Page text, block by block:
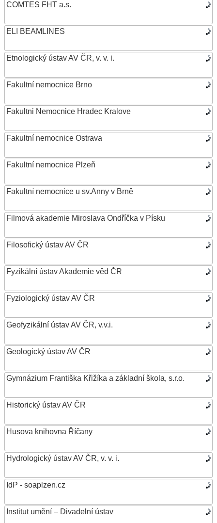
COMTES FHT a.s.
ELI BEAMLINES
Etnologický ústav AV ČR, v. v. i.
Fakultní nemocnice Brno
Fakultni Nemocnice Hradec Kralove
Fakultní nemocnice Ostrava
Fakultní nemocnice Plzeň
Fakultní nemocnice u sv.Anny v Brně
Filmová akademie Miroslava Ondříčka v Písku
Filosofický ústav AV ČR
Fyzikální ústav Akademie věd ČR
Fyziologický ústav AV ČR
Geofyzikální ústav AV ČR, v.v.i.
Geologický ústav AV ČR
Gymnázium Františka Křižíka a základní škola, s.r.o.
Historický ústav AV ČR
Husova knihovna Říčany
Hydrologický ústav AV ČR, v. v. i.
IdP - soaplzen.cz
Institut umění – Divadelní ústav